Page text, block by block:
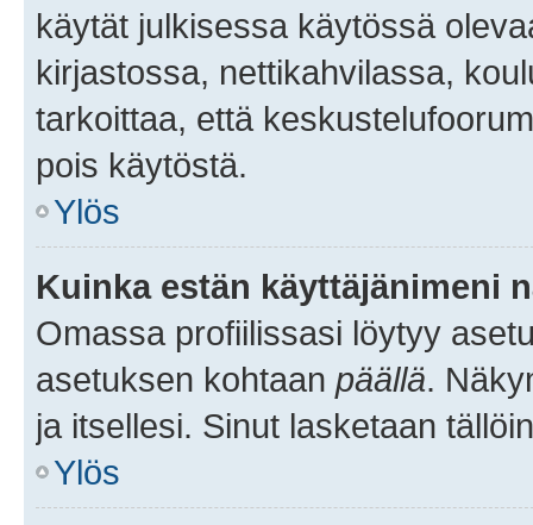
käytät julkisessa käytössä
kirjastossa, nettikahvilassa,
tarkoittaa, että
pois käytöstä.
Ylös
Kuinka estän käyttäjänimeni
Omassa profiilissasi löytyy
asetuksen kohtaan päällä.
ja itsellesi. Sinut lasketaan
Ylös